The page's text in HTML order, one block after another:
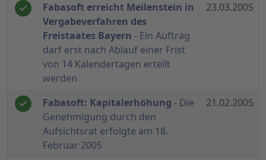
Fabasoft erreicht Meilenstein in
Vergabeverfahren des
Freistaates Bayern - Ein Auftrag
darf erst nach Ablauf einer Frist
von 14 Kalendertagen erteilt
werden
23.03.2005
Fabasoft: Kapitalerhöhung - Die
Genehmigung durch den
Aufsichtsrat erfolgte am 18.
Februar 2005
21.02.2005